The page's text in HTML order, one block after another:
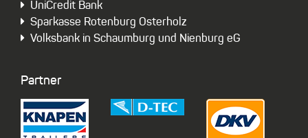
UniCredit Bank
Sparkasse Rotenburg Osterholz
Volksbank in Schaumburg und Nienburg eG
Partner